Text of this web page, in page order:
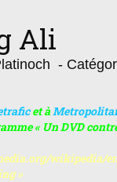
Ali
-
et à
« Un DVD
»